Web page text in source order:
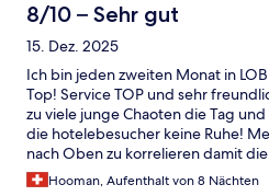
8/10 – Sehr gut
15. Dez. 2025
Ich bin jeden zweiten Monat in
Top! Service TOP und sehr
zu viele junge Chaoten die Tag
die hotelebesucher keine Ruhe!
nach Oben zu korrelieren damit
mehr dort landen! Ansonsten TOP
Hooman, Aufenthalt von 8 Nächten